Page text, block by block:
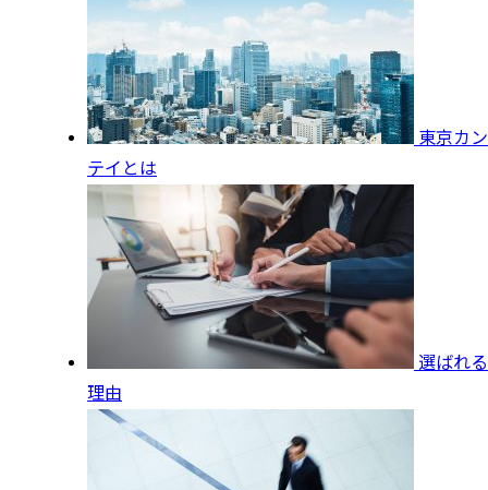
東京カン
テイとは
選ばれる
理由